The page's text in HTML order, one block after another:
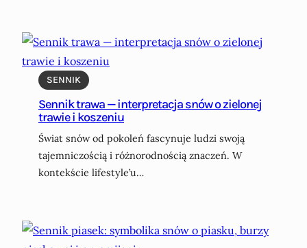
SENNIK
Sennik trawa — interpretacja snów o zielonej
trawie i koszeniu
Świat snów od pokoleń fascynuje ludzi swoją
tajemniczością i różnorodnością znaczeń. W
kontekście lifestyle’u…